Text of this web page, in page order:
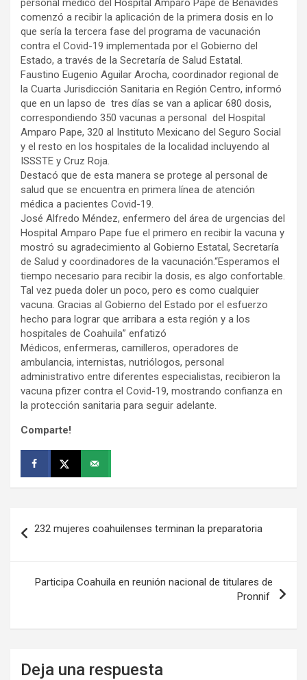
personal médico del Hospital Amparo Pape de Benavides
comenzó a recibir la aplicación de la primera dosis en lo
que sería la tercera fase del programa de vacunación
contra el Covid-19 implementada por el Gobierno del
Estado, a través de la Secretaría de Salud Estatal.
Faustino Eugenio Aguilar Arocha, coordinador regional de
la Cuarta Jurisdicción Sanitaria en Región Centro, informó
que en un lapso de tres días se van a aplicar 680 dosis,
correspondiendo 350 vacunas a personal del Hospital
Amparo Pape, 320 al Instituto Mexicano del Seguro Social
y el resto en los hospitales de la localidad incluyendo al
ISSSTE y Cruz Roja.
Destacó que de esta manera se protege al personal de
salud que se encuentra en primera línea de atención
médica a pacientes Covid-19.
José Alfredo Méndez, enfermero del área de urgencias del
Hospital Amparo Pape fue el primero en recibir la vacuna y
mostró su agradecimiento al Gobierno Estatal, Secretaría
de Salud y coordinadores de la vacunación.“Esperamos el
tiempo necesario para recibir la dosis, es algo confortable.
Tal vez pueda doler un poco, pero es como cualquier
vacuna. Gracias al Gobierno del Estado por el esfuerzo
hecho para lograr que arribara a esta región y a los
hospitales de Coahuila” enfatizó
Médicos, enfermeras, camilleros, operadores de
ambulancia, internistas, nutriólogos, personal
administrativo entre diferentes especialistas, recibieron la
vacuna pfizer contra el Covid-19, mostrando confianza en
la protección sanitaria para seguir adelante.
Comparte!
de
entradas
232 mujeres coahuilenses terminan la preparatoria
Participa Coahuila en reunión nacional de titulares de
Pronnif
Deja una respuesta